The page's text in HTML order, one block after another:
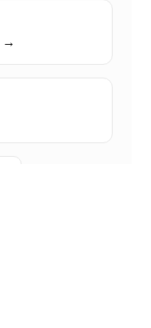
→